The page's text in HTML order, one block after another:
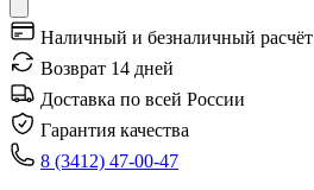
Наличный и безналичный расчёт
Возврат 14 дней
Доставка по всей России
Гарантия качества
8 (3412) 47-00-47